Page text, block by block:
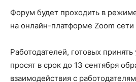
Форум будет проходить в
на онлайн-платформе Zoom сети
Работодателей, готовых
просят в срок до 13 сентября
взаимодействия с